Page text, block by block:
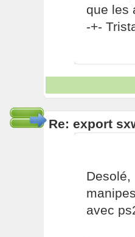
que les
-+-
Re: export
avec